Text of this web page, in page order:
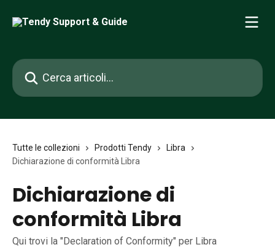
Cerca articoli…
Tutte le collezioni Prodotti Tendy
Libra
Dichiarazione di conformità Libra
Dichiarazione di
conformità Libra
Qui trovi la "Declaration of Conformity" per Libra